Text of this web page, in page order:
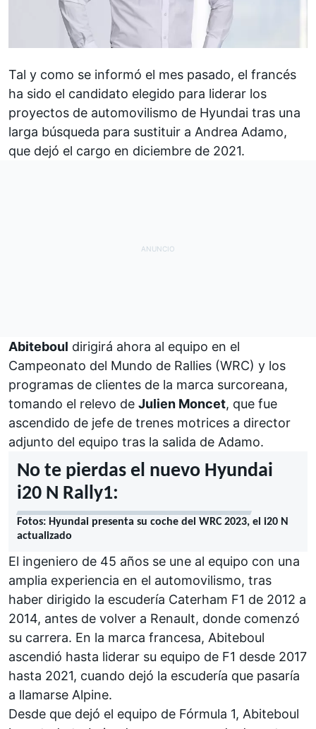
Tal y como se informó el mes pasado, el francés
ha sido el candidato elegido para liderar los
proyectos de automovilismo de Hyundai tras una
larga búsqueda para sustituir a Andrea Adamo,
que dejó el cargo en diciembre de 2021.
Abiteboul dirigirá ahora al equipo en el
Campeonato del Mundo de Rallies (WRC) y los
programas de clientes de la marca surcoreana,
tomando el relevo de Julien Moncet, que fue
ascendido de jefe de trenes motrices a director
adjunto del equipo tras la salida de Adamo.
No te pierdas el nuevo Hyundai
i20 N Rally1:
Fotos: Hyundai presenta su coche del WRC 2023, el i20 N
actualizado
El ingeniero de 45 años se une al equipo con una
amplia experiencia en el automovilismo, tras
haber dirigido la escudería Caterham F1 de 2012 a
2014, antes de volver a Renault, donde comenzó
su carrera. En la marca francesa, Abiteboul
ascendió hasta liderar su equipo de F1 desde 2017
hasta 2021, cuando dejó la escudería que pasaría
a llamarse Alpine.
Desde que dejó el equipo de Fórmula 1, Abiteboul